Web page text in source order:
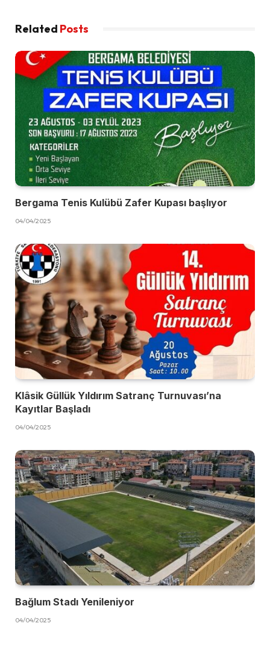
Related Posts
Bergama Tenis Kulübü Zafer Kupası başlıyor
04/04/2025
Klâsik Güllük Yıldırım Satranç Turnuvası’na
Kayıtlar Başladı
04/04/2025
Bağlum Stadı Yenileniyor
04/04/2025